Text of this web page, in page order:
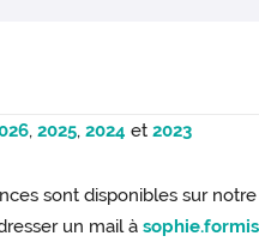
,2025,2024 et2023
sont disponibles sur
un mail à